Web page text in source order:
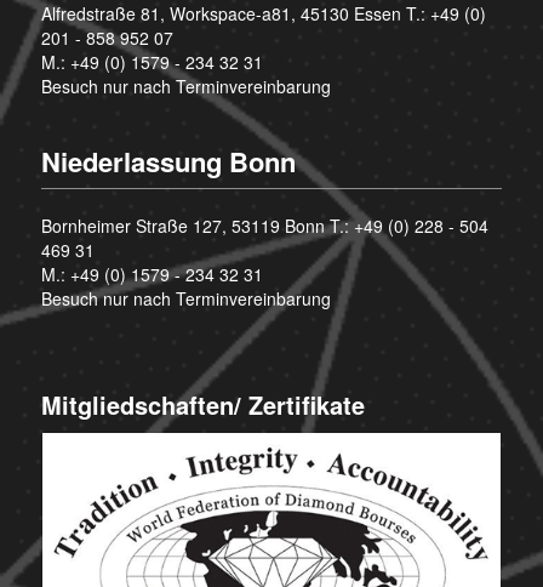
Alfredstraße 81, Workspace-a81, 45130 Essen T.: +49 (0)
201 - 858 952 07
M.: +49 (0) 1579 - 234 32 31
Besuch nur nach Terminvereinbarung
Niederlassung Bonn
Bornheimer Straße 127, 53119 Bonn T.:+49 (0) 228 - 504
469 31
M.: +49 (0) 1579 - 234 32 31
Besuch nur nach Terminvereinbarung
Mitgliedschaften/ Zertifikate